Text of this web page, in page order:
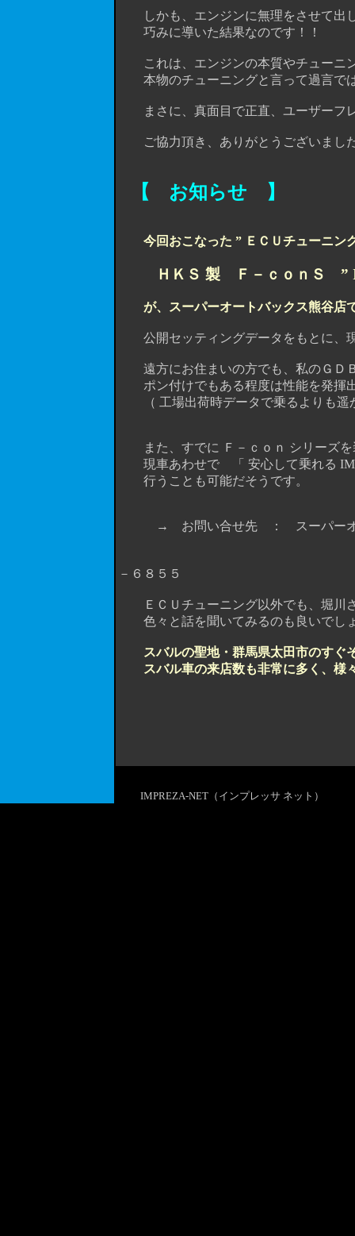
しかも、エンジンに無理をさせて出
巧みに導いた結果なのです！！
これは、エンジンの本質やチューニ
本物のチューニングと言って過言で
まさに、真面目で正直、ユーザーフ
ご協力頂き、ありがとうございました
【 お知らせ 】
今回おこなった ” ＥＣＵチューニン
ＨＫＳ 製 Ｆ－ｃｏｎＳ ”
が、スーパーオートバックス熊谷店
公開セッティングデータをもとに、
遠方にお住まいの方でも、私のＧＤ
ポン付けでもある程度は性能を発揮
（ 工場出荷時データで乗るよりも遥
また、すでに Ｆ－ｃｏｎ シリーズを
現車あわせで 「 安心して乗れる
行うことも可能だそうです。
→ お問い合せ先 ： スーパーオ
－６８５５
ＥＣＵチューニング以外でも、堀川さ
色々と話を聞いてみるのも良いでし
スバルの聖地・群馬県太田市のすぐ
スバル車の来店数も非常に多く、様
IMPREZA-NET（インプレッサ ネット）